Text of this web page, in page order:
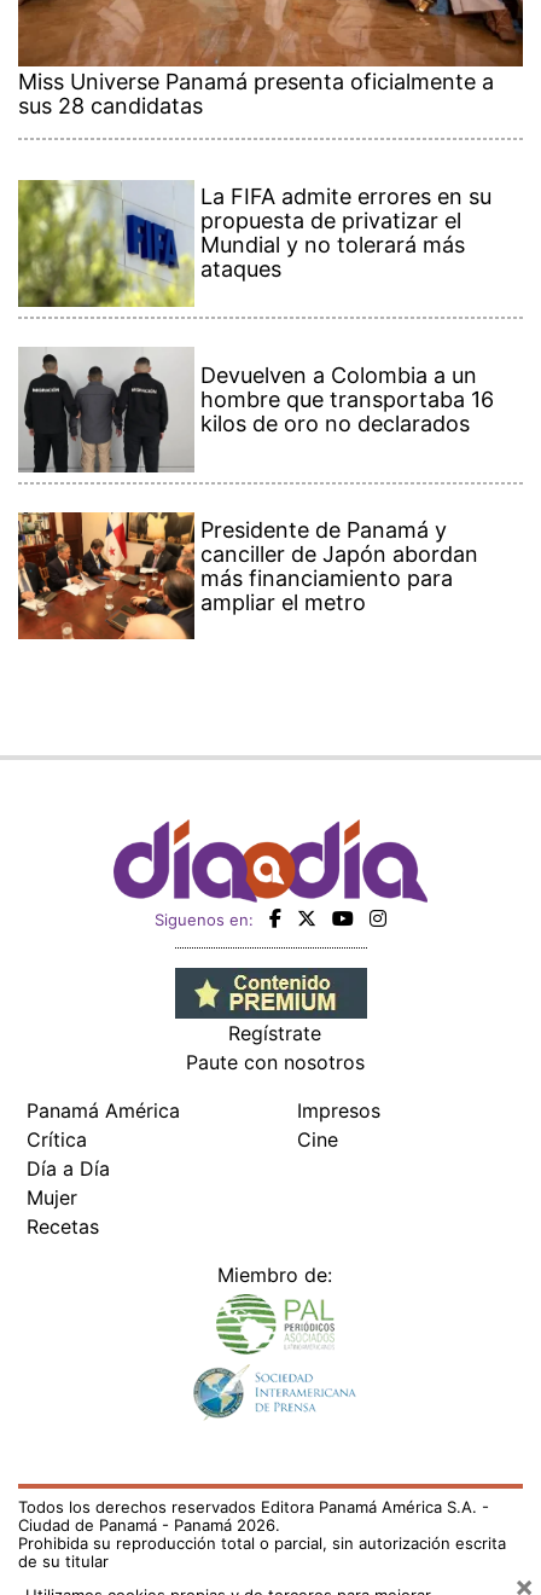
Miss Universe Panamá presenta oficialmente a
sus 28 candidatas
La FIFA admite errores en su
propuesta de privatizar el
Mundial y no tolerará más
ataques
Devuelven a Colombia a un
hombre que transportaba 16
kilos de oro no declarados
Presidente de Panamá y
canciller de Japón abordan
más financiamiento para
ampliar el metro
Siguenos en:
Regístrate
Paute con nosotros
Panamá América
Crítica
Día a Día
Mujer
Recetas
Impresos
Cine
Miembro de:
Todos los derechos reservados Editora Panamá América S.A. -
Ciudad de Panamá - Panamá 2026.
Prohibida su reproducción total o parcial, sin autorización escrita
de su titular
×